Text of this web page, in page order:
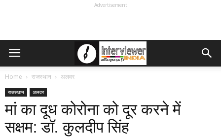
Advertisement
Home राजस्थान अलवर
राजस्थान अलवर
मां का दूध कोरोना को दूर करने में
सक्षम: डॉ. कुलदीप सिंह